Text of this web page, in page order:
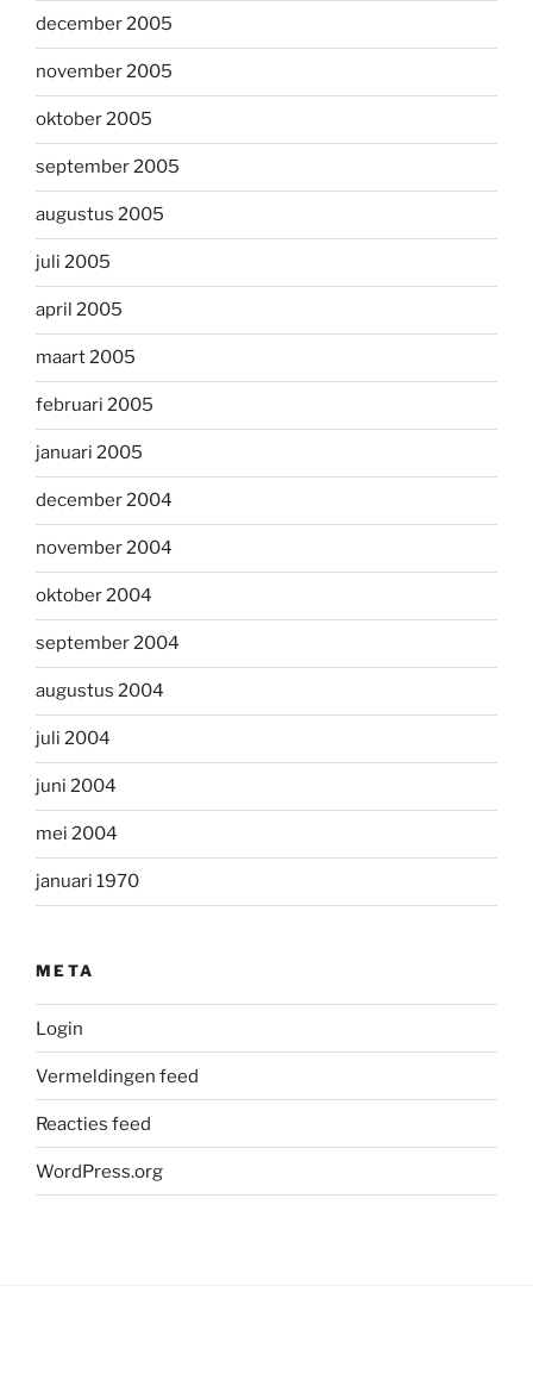
december 2005
november 2005
oktober 2005
september 2005
augustus 2005
juli 2005
april 2005
maart 2005
februari 2005
januari 2005
december 2004
november 2004
oktober 2004
september 2004
augustus 2004
juli 2004
juni 2004
mei 2004
januari 1970
META
Login
Vermeldingen feed
Reacties feed
WordPress.org